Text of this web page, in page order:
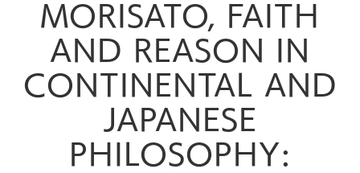
MORISATO, FAITH
AND REASON IN
CONTINENTAL AND
JAPANESE
PHILOSOPHY: